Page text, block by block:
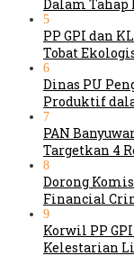
Dalam
5
PP GPI dan
Tobat
6
Dinas PU
Produktif
7
PAN
Targetkan 4
8
Dorong
Financial
9
Korwil PP
Kelestarian